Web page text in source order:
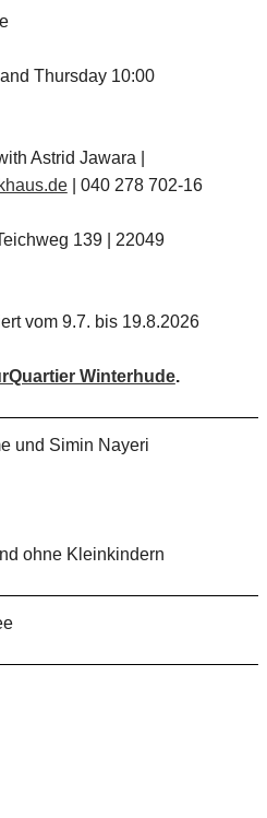
Thursday 10:00
Astrid Jawara |
| 040 278 702-16
139 | 22049
vom 9.7. bis 19.8.2026
Winterhude.
und Simin Nayeri
ohne Kleinkindern